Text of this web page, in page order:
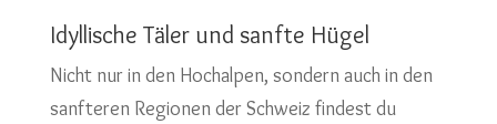
Idyllische Täler und sanfte Hügel
Nicht nur in den Hochalpen, sondern auch in den
sanfteren Regionen der Schweiz findest du